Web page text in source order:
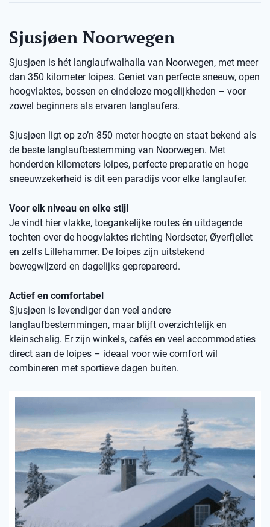
Sjusjøen Noorwegen
Sjusjøen is hét langlaufwalhalla van Noorwegen, met meer
dan 350 kilometer loipes. Geniet van perfecte sneeuw, open
hoogvlaktes, bossen en eindeloze mogelijkheden – voor
zowel beginners als ervaren langlaufers.
Sjusjøen ligt op zo’n 850 meter hoogte en staat bekend als
de beste langlaufbestemming van Noorwegen. Met
honderden kilometers loipes, perfecte preparatie en hoge
sneeuwzekerheid is dit een paradijs voor elke langlaufer.
Voor elk niveau en elke stijl
Je vindt hier vlakke, toegankelijke routes én uitdagende
tochten over de hoogvlaktes richting Nordseter, Øyerfjellet
en zelfs Lillehammer. De loipes zijn uitstekend
bewegwijzerd en dagelijks geprepareerd.
Actief en comfortabel
Sjusjøen is levendiger dan veel andere
langlaufbestemmingen, maar blijft overzichtelijk en
kleinschalig. Er zijn winkels, cafés en veel accommodaties
direct aan de loipes – ideaal voor wie comfort wil
combineren met sportieve dagen buiten.